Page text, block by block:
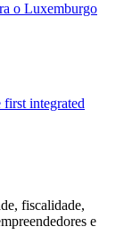
o Luxemburgo
integrated
fiscalidade,
e